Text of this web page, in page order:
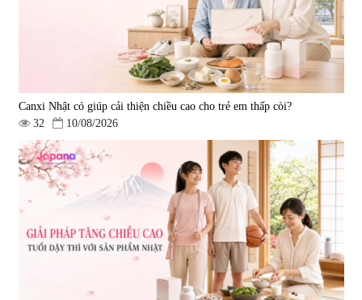
Canxi Nhật có giúp cải thiện chiều cao cho trẻ em thấp còi?
32
10/08/2026